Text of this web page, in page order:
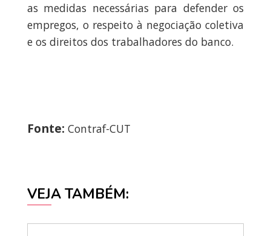
as medidas necessárias para defender os
empregos, o respeito à negociação coletiva
e os direitos dos trabalhadores do banco.
Fonte: Contraf-CUT
VEJA TAMBÉM: